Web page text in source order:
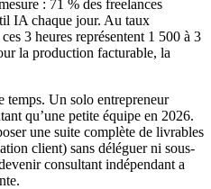
: 71 % des freelances
IA chaque jour. Au taux
3 heures représentent 1 500 à 3
la production facturable, la
temps. Un solo entrepreneur
qu’une petite équipe en 2026.
une suite complète de livrables
client) sans déléguer ni sous-
consultant indépendant a